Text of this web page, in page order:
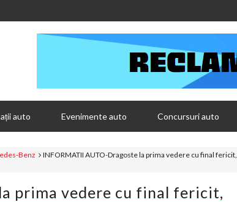
auto Evenimente auto Concursuri auto
Benz
INFORMATII AUTO-Dragoste la prima vedere cu final fericit,
prima vedere cu final fericit,